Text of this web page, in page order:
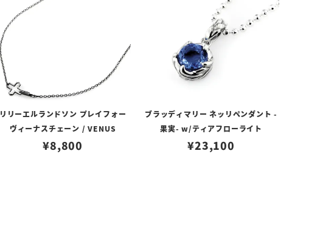
リリーエルランドソン プレイフォー
ヴィーナスチェーン / VENUS
¥8,800
ブラッディマリー ネッリペンダント -
果実- w/ティアフローライト
¥23,100